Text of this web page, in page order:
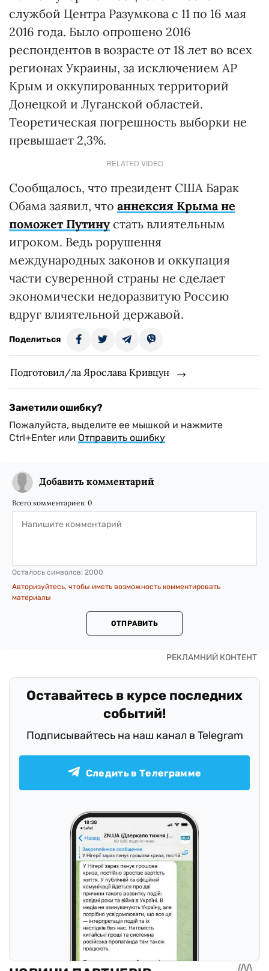
службой Центра Разумкова с 11 по 16 мая
2016 года. Было опрошено 2016
респондентов в возрасте от 18 лет во всех
регионах Украины, за исключением АР
Крым и оккупированных территорий
Донецкой и Луганской областей.
Теоретическая погрешность выборки не
превышает 2,3%.
RELATED VIDEO
Сообщалось, что президент США Барак
Обама заявил, что аннексия Крыма не
поможет Путину стать влиятельным
игроком. Ведь рорушення
международных законов и оккупация
части суверенной страны не сделает
экономически недоразвитую Россию
вдруг влиятельной державой.
Поделиться
Подготовил/ла Ярослава Кривцун
Заметили ошибку?
Пожалуйста, выделите ее мышкой и нажмите
Ctrl+Enter или Отправить ошибку
Добавить комментарий
Всего комментариев: 0
Осталось символов: 2000
Авторизуйтесь, чтобы иметь возможность комментировать
материалы
ОТПРАВИТЬ
Оставайтесь в курсе последних
событий!
Подписывайтесь на наш канал в Telegram
Следить в Телеграмме